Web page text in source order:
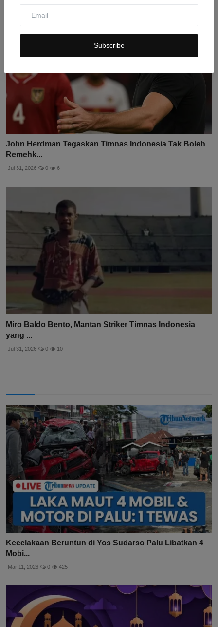
Subscribe
John Herdman Tegaskan Timnas Indonesia Tak Boleh
Remehk...
Jul 31, 2026 0 6
Miro Baldo Bento, Mantan Striker Timnas Indonesia
yang ...
Jul 31, 2026 0 10
Kecelakaan Beruntun di Yos Sudarso Palu Libatkan 4
Mobi...
Mar 11, 2026 0 425